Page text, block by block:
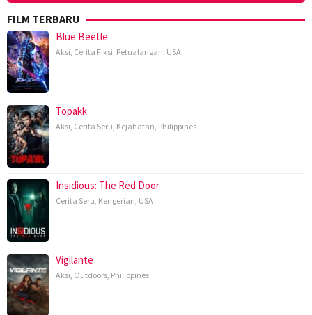
FILM TERBARU
Blue Beetle
Aksi, Cerita Fiksi, Petualangan, USA
Topakk
Aksi, Cerita Seru, Kejahatan, Philippines
Insidious: The Red Door
Cerita Seru, Kengerian, USA
Vigilante
Aksi, Outdoors, Philippines